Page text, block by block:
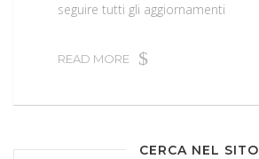
seguire tutti gli aggiornamenti
READ MORE
CERCA NEL SITO